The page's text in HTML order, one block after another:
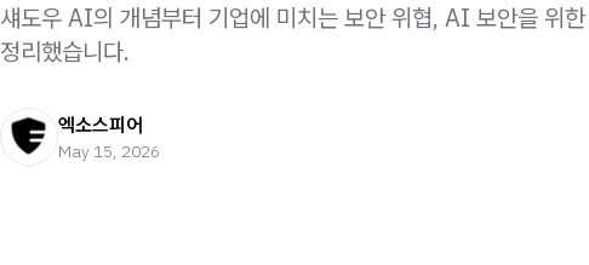
섀도우 AI의 개념부터 기업에 미치는 보안 위협, AI 보안을 위
정리했습니다.
엑소스피어
May 15, 2026